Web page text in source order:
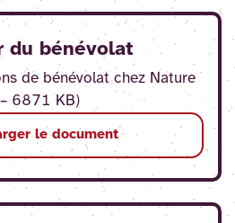
du bénévolat
de bénévolat chez Nature
6871 KB)
le document